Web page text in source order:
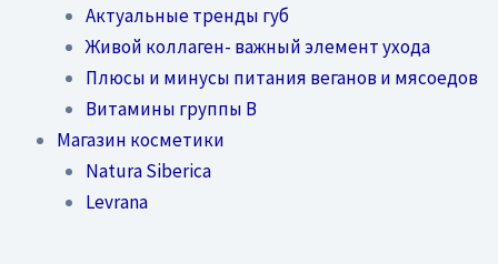
Актуальные тренды губ
Живой коллаген- важный элемент ухода
Плюсы и минусы питания веганов и мясоедов
Витамины группы В
Магазин косметики
Natura Siberica
Levrana